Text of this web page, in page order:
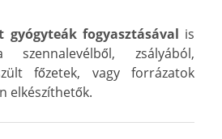
gyógyteák fogyasztásával is
zsályából,
főzetek, vagy forrázatok
elkészíthetők.